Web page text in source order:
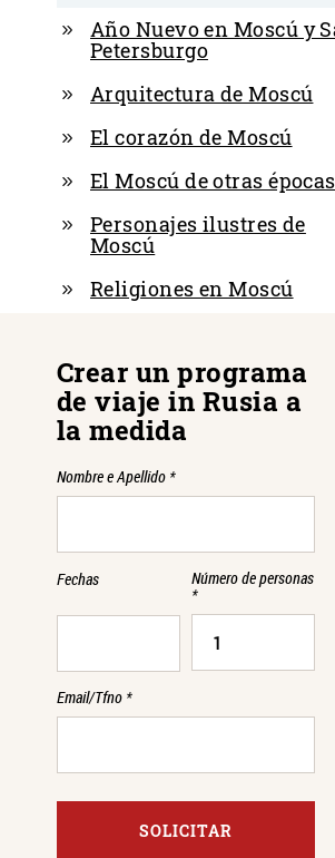
Año Nuevo en Moscú y
Petersburgo
Arquitectura de Moscú
El corazón de Moscú
El Moscú de otras épocas
Personajes ilustres de
Moscú
Religiones en Moscú
Crear un programa
de viaje in Rusia a
la medida
Nombre e Apellido *
Fechas Número de personas
*
Email/Tfno *
SOLICITAR